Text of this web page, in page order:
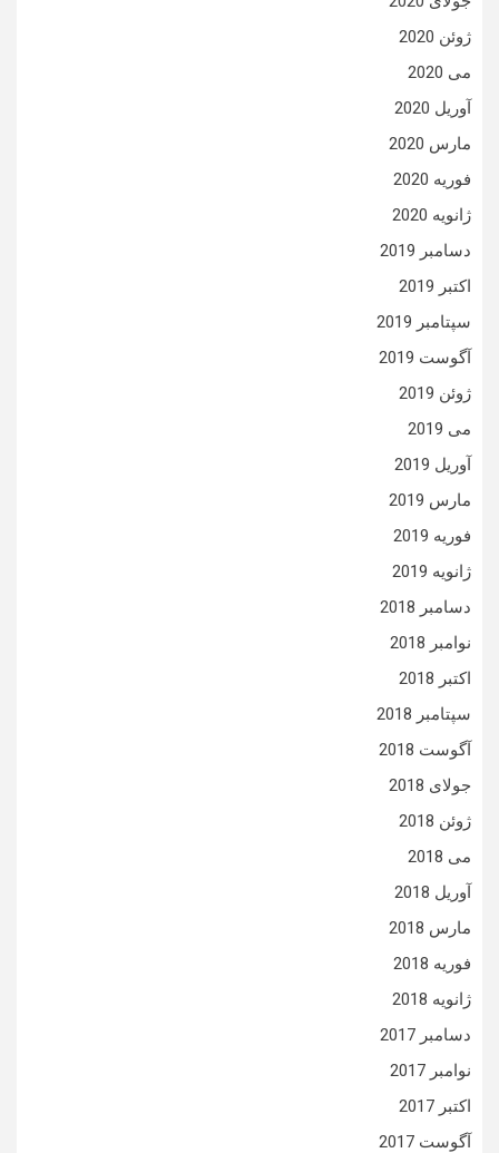
ژوئن 2020
می 2020
آوریل 2020
مارس 2020
فوریه 2020
ژانویه 2020
دسامبر 2019
اکتبر 2019
سپتامبر 2019
آگوست 2019
ژوئن 2019
می 2019
آوریل 2019
مارس 2019
فوریه 2019
ژانویه 2019
دسامبر 2018
نوامبر 2018
اکتبر 2018
سپتامبر 2018
آگوست 2018
جولای 2018
ژوئن 2018
می 2018
آوریل 2018
مارس 2018
فوریه 2018
ژانویه 2018
دسامبر 2017
نوامبر 2017
اکتبر 2017
آگوست 2017